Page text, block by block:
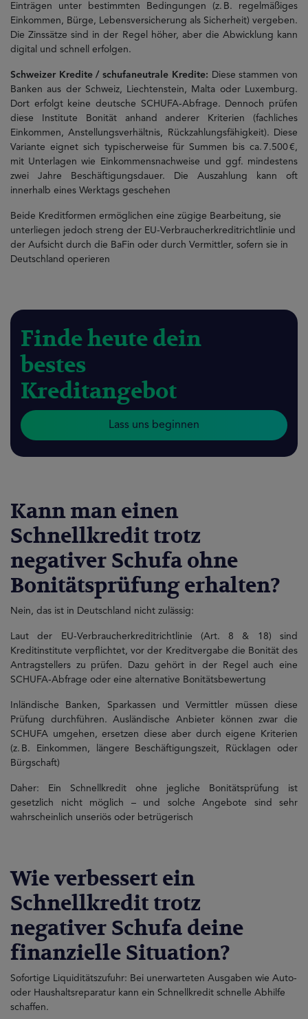
Einträgen unter bestimmten Bedingungen (z. B. regelmäßiges
Einkommen, Bürge, Lebensversicherung als Sicherheit) vergeben.
Die Zinssätze sind in der Regel höher, aber die Abwicklung kann
digital und schnell erfolgen.
Schweizer Kredite / schufaneutrale Kredite: Diese stammen von
Banken aus der Schweiz, Liechtenstein, Malta oder Luxemburg.
Dort erfolgt keine deutsche SCHUFA‑Abfrage. Dennoch prüfen
diese Institute Bonität anhand anderer Kriterien (fachliches
Einkommen, Anstellungsverhältnis, Rückzahlungsfähigkeit). Diese
Variante eignet sich typischerweise für Summen bis ca. 7.500 €,
mit Unterlagen wie Einkommensnachweise und ggf. mindestens
zwei Jahre Beschäftigungsdauer. Die Auszahlung kann oft
innerhalb eines Werktags geschehen
Beide Kreditformen ermöglichen eine zügige Bearbeitung, sie
unterliegen jedoch streng der EU-Verbraucherkreditrichtlinie und
der Aufsicht durch die BaFin oder durch Vermittler, sofern sie in
Deutschland operieren
Finde heute dein
bestes
Kreditangebot
Lass uns beginnen
Kann man einen
Schnellkredit trotz
negativer Schufa ohne
Bonitätsprüfung erhalten?
Nein, das ist in Deutschland nicht zulässig:
Laut der EU-Verbraucherkreditrichtlinie (Art. 8 & 18) sind
Kreditinstitute verpflichtet, vor der Kreditvergabe die Bonität des
Antragstellers zu prüfen. Dazu gehört in der Regel auch eine
SCHUFA‑Abfrage oder eine alternative Bonitätsbewertung
Inländische Banken, Sparkassen und Vermittler müssen diese
Prüfung durchführen. Ausländische Anbieter können zwar die
SCHUFA umgehen, ersetzen diese aber durch eigene Kriterien
(z. B. Einkommen, längere Beschäftigungszeit, Rücklagen oder
Bürgschaft)
Daher: Ein Schnellkredit ohne jegliche Bonitätsprüfung ist
gesetzlich nicht möglich – und solche Angebote sind sehr
wahrscheinlich unseriös oder betrügerisch
Wie verbessert ein
Schnellkredit trotz
negativer Schufa deine
finanzielle Situation?
Sofortige Liquiditätszufuhr: Bei unerwarteten Ausgaben wie Auto-
oder Haushaltsreparatur kann ein Schnellkredit schnelle Abhilfe
schaffen.